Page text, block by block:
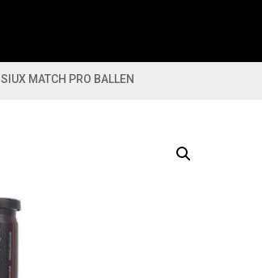
MATCH PRO BALLEN